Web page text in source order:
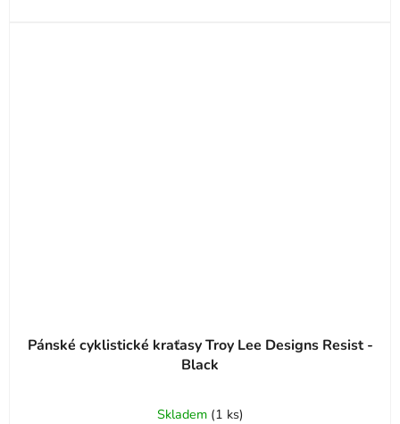
Pánské cyklistické kraťasy Troy Lee Designs Resist -
Black
Skladem (1 ks)